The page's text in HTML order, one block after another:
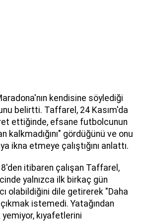
kendisine söylediği
belirtti. Taffarel, 24 Kasım'da
ettiğinde, efsane futbolcunun
kalkmadığını" gördüğünü ve onu
ikna etmeye çalıştığını anlattı.
itibaren çalışan Taffarel,
yalnızca ilk birkaç gün
olabildiğini dile getirerek "Daha
istemedi. Yatağından
yemiyor, kıyafetlerini